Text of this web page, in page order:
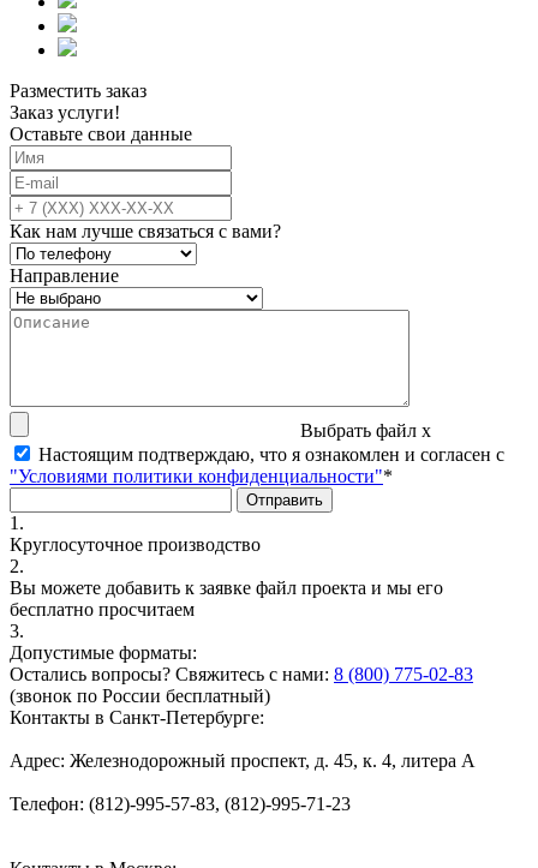
Разместить заказ
Заказ услуги!
Оставьте свои данные
Как нам лучше связаться с вами?
Направление
Выбрать файл x
Настоящим подтверждаю, что я ознакомлен и согласен с
"Условиями политики конфиденциальности"*
1.
Круглосуточное производство
2.
Вы можете добавить к заявке файл проекта и мы его
бесплатно просчитаем
3.
Допустимые форматы:
Остались вопросы? Свяжитесь с нами: 8 (800) 775-02-83
(звонок по России бесплатный)
Контакты в Санкт-Петербурге:
Адрес: Железнодорожный проспект, д. 45, к. 4, литера А
Телефон: (812)-995-57-83, (812)-995-71-23